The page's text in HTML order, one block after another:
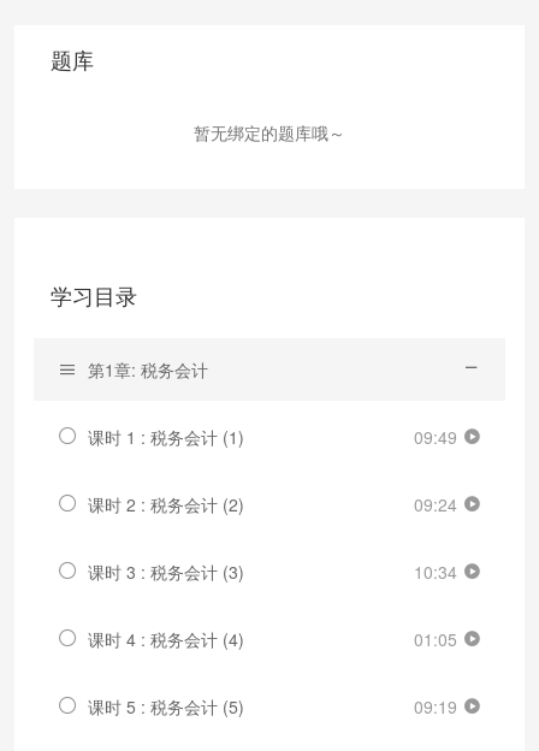
题库
暂无绑定的题库哦～
学习目录
第1章: 税务会计
课时 1 : 税务会计 (1) 09:49
课时 2 : 税务会计 (2) 09:24
课时 3 : 税务会计 (3) 10:34
课时 4 : 税务会计 (4) 01:05
课时 5 : 税务会计 (5) 09:19